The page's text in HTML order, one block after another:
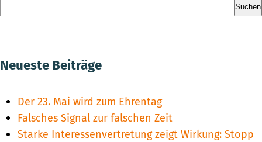
Suchen
Neueste Beiträge
Der 23. Mai wird zum Ehrentag
Falsches Signal zur falschen Zeit
Starke Interessenvertretung zeigt Wirkung: Stopp